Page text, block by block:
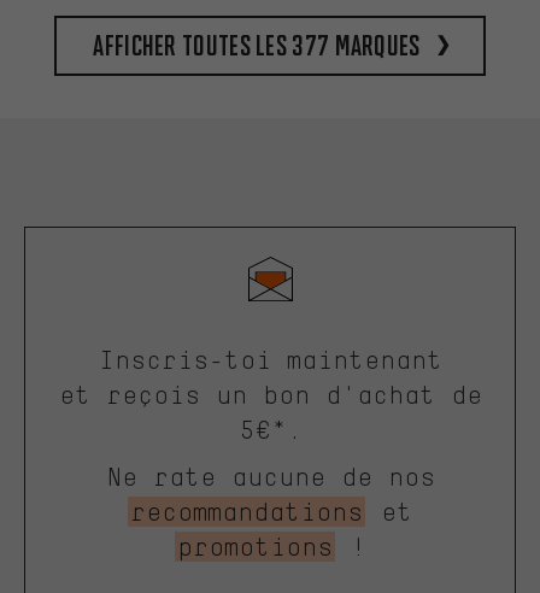
Afficher toutes les 377 marques
Inscris-toi maintenant
et reçois un bon d'achat de
5€*.
Ne rate aucune de nos
recommandations
et
promotions
!